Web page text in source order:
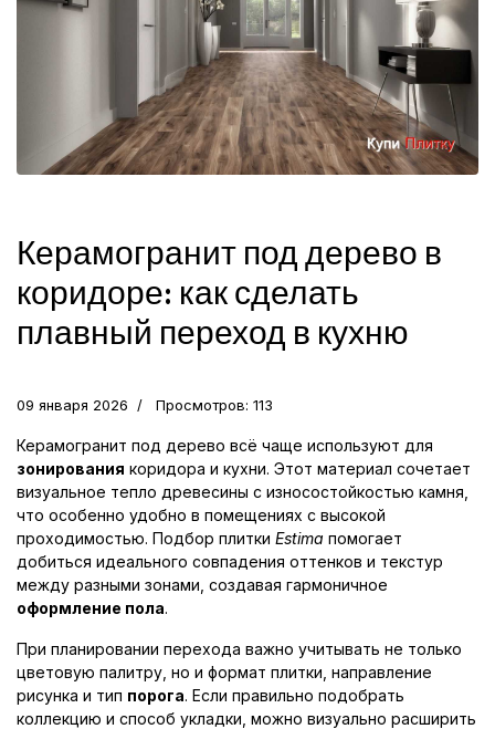
Керамогранит под дерево в
коридоре: как сделать
плавный переход в кухню
09 января 2026 Просмотров: 113
Керамогранит под дерево всё чаще используют для
зонирования коридора и кухни. Этот материал сочетает
визуальное тепло древесины с износостойкостью камня,
что особенно удобно в помещениях с высокой
проходимостью. Подбор плитки Estima помогает
добиться идеального совпадения оттенков и текстур
между разными зонами, создавая гармоничное
оформление пола.
При планировании перехода важно учитывать не только
цветовую палитру, но и формат плитки, направление
рисунка и тип порога. Если правильно подобрать
коллекцию и способ укладки, можно визуально расширить